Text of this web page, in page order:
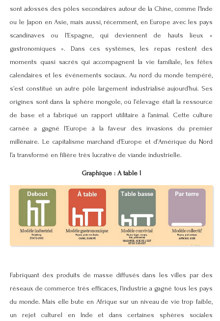
sont adossés des pôles secondaires autour de la Chine, comme l’Inde
ou le Japon en Asie, mais aussi, récemment, en Europe avec les pays
scandinaves ou l’Espagne, qui deviennent de hauts lieux «
gastronomiques ». Dans ces systèmes, les repas restent des
moments quasi sacrés qui accompagnent la vie familiale, les fêtes
calendaires et les événements sociaux. Au nord du monde tempéré,
s’est constitué un autre pôle largement industrialisé aujourd’hui. Ses
origines sont dans la sphère mongole, où l’élevage était la ressource
de base et a fabriqué un rapport utilitaire à l’animal. Cette culture
carnée a gagné l’Europe à la faveur des invasions du premier
millénaire. Le capitalisme marchand d’Europe et d’Amérique du Nord
l’a transformé en filière très lucrative de viande industrielle.
Graphique : A table !
Fabriquant des produits de masse diffusés dans les villes par des
réseaux de commerce très efficaces, l’industrie a gagné tous les pays
du monde. Mais elle bute en Afrique sur un niveau de vie trop faible,
un rejet culturel en Inde et dans certaines sphères sociales